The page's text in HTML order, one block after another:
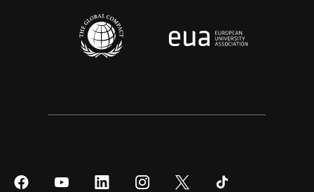
SíguenosSíguenos
SíguenosSíguenos
Síguenos